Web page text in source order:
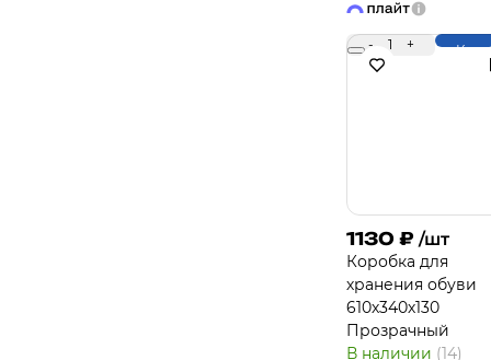
- 1 +
1130 ₽ /шт
Коробка для
хранения обуви
610х340х130
Прозрачный
В наличии (14)